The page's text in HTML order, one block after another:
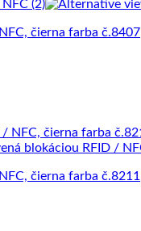
čierna farba č.8407
čierna farba č.8211